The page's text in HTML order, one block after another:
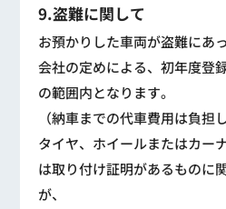
9.盗難に関して
お預かりした車両が盗難にあ
会社の定めによる、初年度登
の範囲内となります。
（納車までの代車費用は負担
タイヤ、ホイールまたはカー
は取り付け証明があるものに
が、